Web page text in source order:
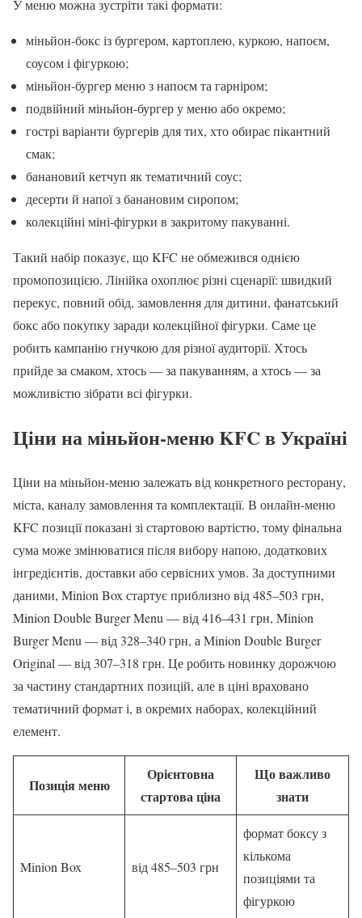
У меню можна зустріти такі формати:
міньйон-бокс із бургером, картоплею, куркою, напоєм,
соусом і фігуркою;
міньйон-бургер меню з напоєм та гарніром;
подвійний міньйон-бургер у меню або окремо;
гострі варіанти бургерів для тих, хто обирає пікантний
смак;
банановий кетчуп як тематичний соус;
десерти й напої з банановим сиропом;
колекційні міні-фігурки в закритому пакуванні.
Такий набір показує, що KFC не обмежився однією
промопозицією. Лінійка охоплює різні сценарії: швидкий
перекус, повний обід, замовлення для дитини, фанатський
бокс або покупку заради колекційної фігурки. Саме це
робить кампанію гнучкою для різної аудиторії. Хтось
прийде за смаком, хтось — за пакуванням, а хтось — за
можливістю зібрати всі фігурки.
Ціни на міньйон-меню KFC в Україні
Ціни на міньйон-меню залежать від конкретного ресторану,
міста, каналу замовлення та комплектації. В онлайн-меню
KFC позиції показані зі стартовою вартістю, тому фінальна
сума може змінюватися після вибору напою, додаткових
інгредієнтів, доставки або сервісних умов. За доступними
даними, Minion Box стартує приблизно від 485–503 грн,
Minion Double Burger Menu — від 416–431 грн, Minion
Burger Menu — від 328–340 грн, а Minion Double Burger
Original — від 307–318 грн. Це робить новинку дорожчою
за частину стандартних позицій, але в ціні враховано
тематичний формат і, в окремих наборах, колекційний
елемент.
Позиція меню
Орієнтовна
стартова ціна
Що важливо
знати
Minion Box від 485–503 грн
формат боксу з
кількома
позиціями та
фігуркою